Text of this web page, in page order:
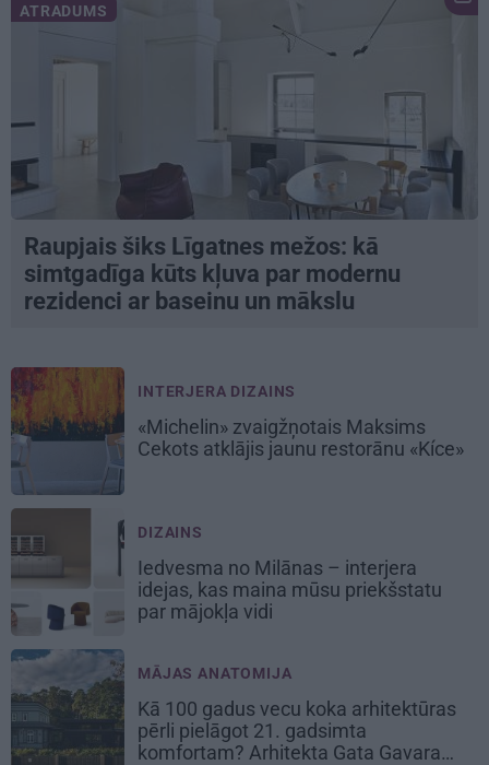
ATRADUMS
Raupjais šiks Līgatnes mežos: kā
simtgadīga kūts kļuva par modernu
rezidenci ar baseinu un mākslu
INTERJERA DIZAINS
«Michelin» zvaigžņotais Maksims
Cekots atklājis jaunu restorānu «Kíce»
DIZAINS
Iedvesma no Milānas – interjera
idejas, kas maina mūsu priekšstatu
par mājokļa vidi
MĀJAS ANATOMIJA
Kā 100 gadus vecu koka arhitektūras
pērli pielāgot 21. gadsimta
komfortam? Arhitekta Gata Gavara